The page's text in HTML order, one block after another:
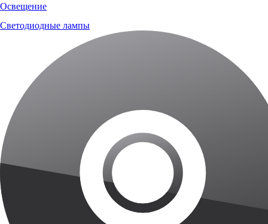
Освещение
Светодиодные лампы